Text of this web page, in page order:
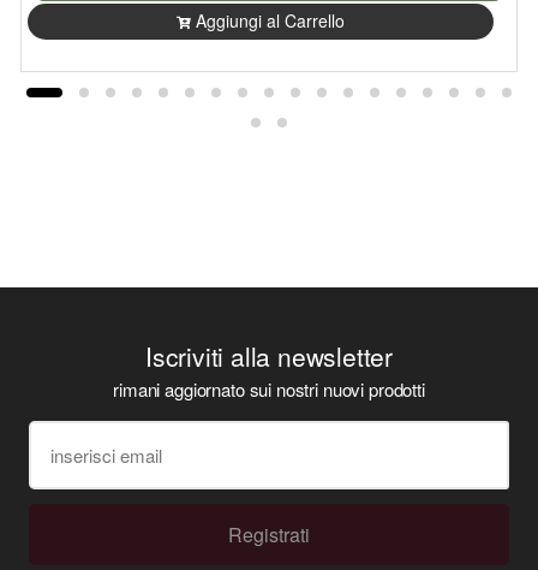
Aggiungi al Carrello
Iscriviti alla newsletter
rimani aggiornato sui nostri nuovi prodotti
Registrati